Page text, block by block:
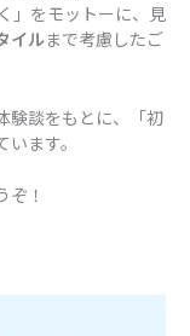
」をモットーに、見
イルまで考慮したご
験談をもとに、「初
ます。
ぞ！